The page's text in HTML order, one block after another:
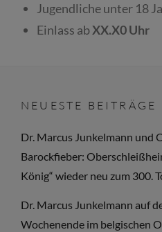
Jugendliche unter 18
Einlass abXX.X0 Uhr
NEUESTE BEITRÄGE
Dr. Marcus Junkelmann und
Barockfieber:
König“ wieder neu zum 300.
Dr. Marcus Junkelmann auf
Wochenende im belgischen